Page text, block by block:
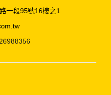
一段95號16樓之1